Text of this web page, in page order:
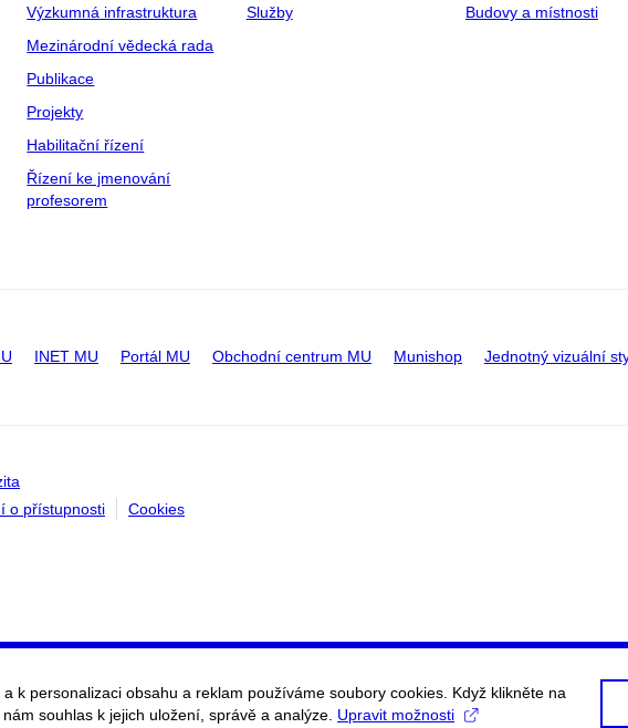
Výzkumná infrastruktura
Mezinárodní vědecká rada
Publikace
Projekty
Habilitační řízení
Řízení ke jmenování
profesorem
Služby
Budovy a místnosti
INET MU Portál MU Obchodní centrum MU Munishop Jednotný vizuální
o přístupnosti Cookies
k personalizaci obsahu a reklam používáme soubory cookies. Když klikněte na
nám souhlas k jejich uložení, správě a analýze. Upravit možnosti